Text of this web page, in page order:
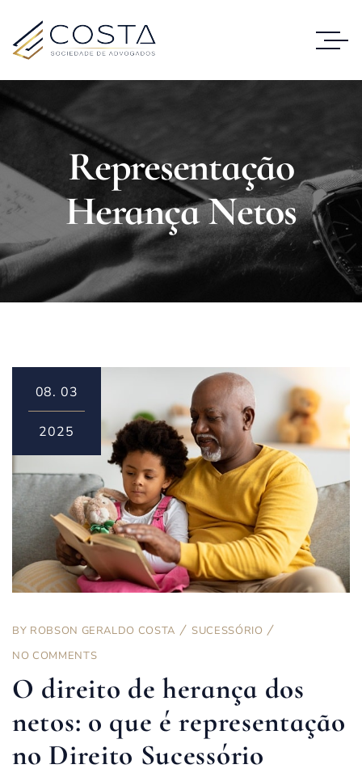
Representação
Herança Netos
08. 03
2025
BY ROBSON GERALDO COSTA
SUCESSÓRIO
NO COMMENTS
O direito de herança dos
netos: o que é representação
no Direito Sucessório